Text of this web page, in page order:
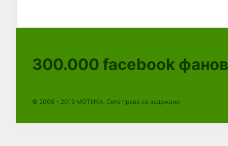
300.000 facebook
© 2006 - 2019 МОТИКА, Сите права се задржани